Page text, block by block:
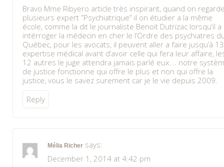
Bravo Mme Ribyero article très inspirant, quand on
plusieurs expert ”Psychiatrique” il on étudier a la même
école, comme la dit le journaliste Benoit Dutrizac lorsqu’il a
intérroger la médecin en cher le l’Ordre des psychiatres
Québec, pour les avocats, il peuvent aller a faire jusqu’à 13
expertise médical avant d’avoir celle qui fera leur affaire,
12 autres le juge attendra jamais parlé eux…. notre
de justice fonctionne qui offre le plus et non qui offre la
justice, vous le savez surement car je le vie depuis 2009.
Reply
Mélia Richer says:
December 1, 2014 at 4:42 pm